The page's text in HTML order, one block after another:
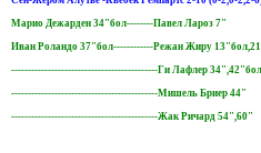
Марио Дежарден 34"бол--------Павел Лароз 7"
Иван Роландо 37"бол------------Режан Жиру
--------------------------------------------Ги Лафлер
--------------------------------------------Мишель Бриер 44"
--------------------------------------------Жак Ричард 54",60"